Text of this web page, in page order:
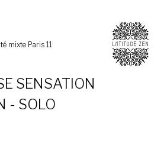
mixte Paris 11
SENSATION
- SOLO